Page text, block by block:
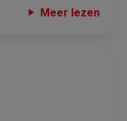
Meer lezen